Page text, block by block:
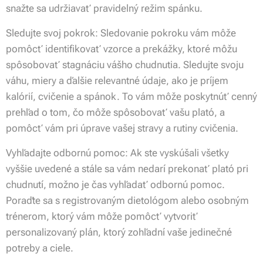
snažte sa udržiavať pravidelný režim spánku.
Sledujte svoj pokrok: Sledovanie pokroku vám môže
pomôcť identifikovať vzorce a prekážky, ktoré môžu
spôsobovať stagnáciu vášho chudnutia. Sledujte svoju
váhu, miery a ďalšie relevantné údaje, ako je príjem
kalórií, cvičenie a spánok. To vám môže poskytnúť cenný
prehľad o tom, čo môže spôsobovať vašu plató, a
pomôcť vám pri úprave vašej stravy a rutiny cvičenia.
Vyhľadajte odbornú pomoc: Ak ste vyskúšali všetky
vyššie uvedené a stále sa vám nedarí prekonať plató pri
chudnutí, možno je čas vyhľadať odbornú pomoc.
Poraďte sa s registrovaným dietológom alebo osobným
trénerom, ktorý vám môže pomôcť vytvoriť
personalizovaný plán, ktorý zohľadní vaše jedinečné
potreby a ciele.